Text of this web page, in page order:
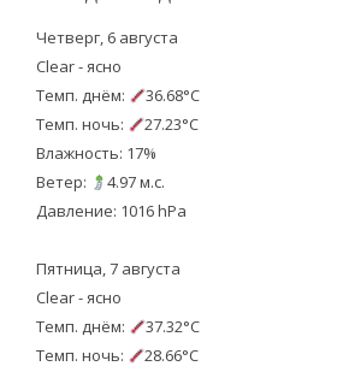
Четверг, 6 августа
Clear - ясно
Темп. днём:
36.68°C
Темп. ночь:
27.23°C
Влажность: 17%
Ветер:
4.97 м.с.
Давление: 1016 hPa
Пятница, 7 августа
Clear - ясно
Темп. днём:
37.32°C
Темп. ночь:
28.66°C